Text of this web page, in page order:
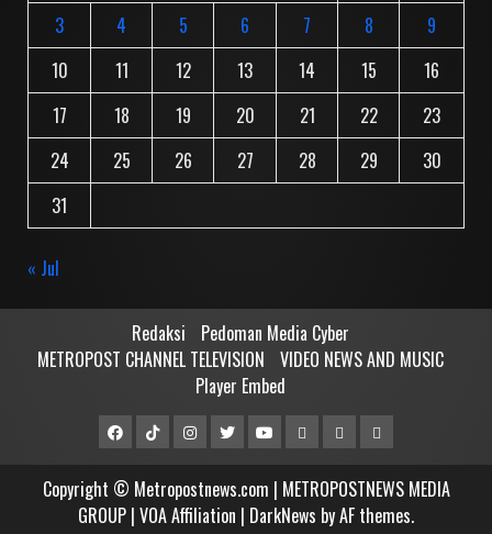
3
4 5 6 7 8
9
10
11 12 13 14 15
16
17
18 19 20 21 22
23
24
25 26 27 28 29
30
31
« Jul
Redaksi
Pedoman Media Cyber
METROPOST CHANNEL TELEVISION
VIDEO NEWS AND MUSIC
Player Embed
FacebookTiktok
Metropostnews
Media
Group
Instagram
TwitterYoutubeMCTVVIDEO
NEWS
AND
MUSIC
Player
Embed
Copyright © Metropostnews.com | METROPOSTNEWS MEDIA
GROUP | VOA Affiliation | DarkNews by AF themes.